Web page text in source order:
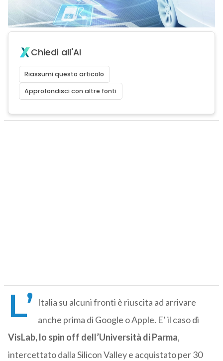
Chiedi all'AI
Riassumi questo articolo
Approfondisci con altre fonti
L’ Italia su alcuni fronti è riuscita ad arrivare
anche prima di Google o Apple. E’ il caso di
VisLab, lo spin off dell’Università di Parma,
intercettato dalla Silicon Valley e acquistato per 30